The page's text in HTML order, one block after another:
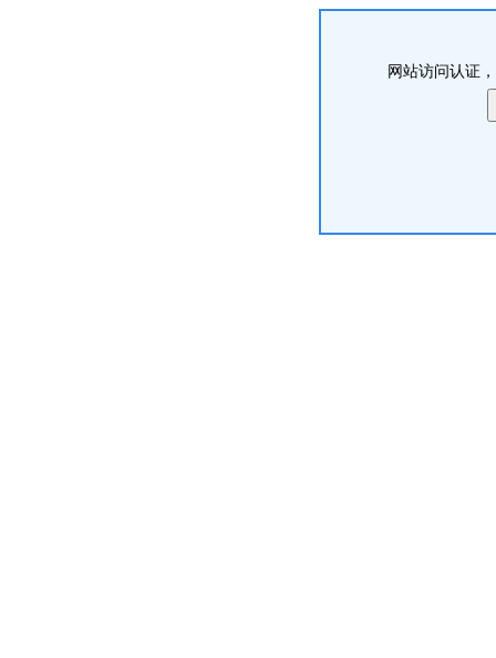
网站访问认证